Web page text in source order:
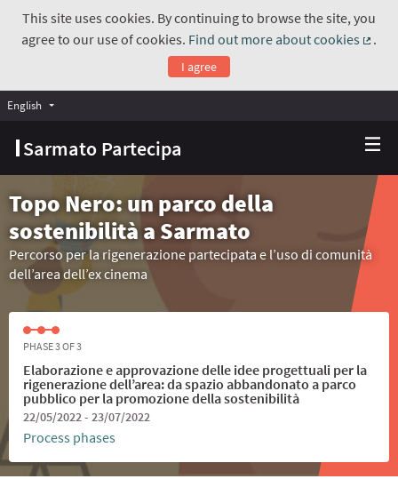
This site uses cookies. By continuing to browse the site, you
agree to our use of cookies. Find out more about cookies
.
I agree
Sarmato Partecipa
English Choose language
Topo Nero: un parco della
sostenibilità a Sarmato
Percorso per la rigenerazione partecipata e l’uso di comunità
dell’area dell’ex cinema
PHASE 3 OF 3
Elaborazione e approvazione delle idee progettuali per la
rigenerazione dell’area: da spazio abbandonato a parco
pubblico per la promozione della sostenibilità
22/05/2022 - 23/07/2022
Process phases